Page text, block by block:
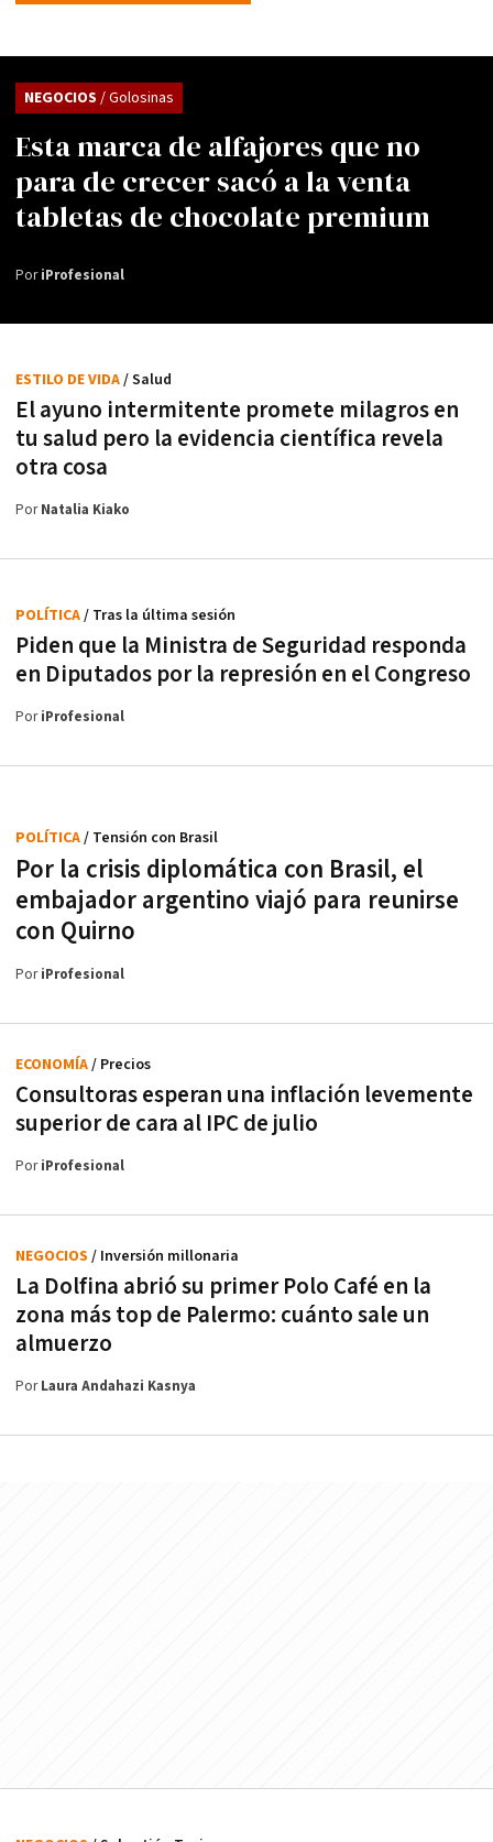
Esta marca de alfajores que no
para de crecer sacó a la venta
tabletas de chocolate premium
NEGOCIOS / Golosinas
PoriProfesional
El ayuno intermitente promete milagros en
tu salud pero la evidencia científica revela
otra cosa
ESTILO DE VIDA/ Salud
PorNatalia Kiako
Piden que la Ministra de Seguridad responda
en Diputados por la represión en el Congreso
POLÍTICA/ Tras la última sesión
PoriProfesional
Por la crisis diplomática con Brasil, el
embajador argentino viajó para reunirse
con Quirno
POLÍTICA/ Tensión con Brasil
PoriProfesional
Consultoras esperan una inflación levemente
superior de cara al IPC de julio
ECONOMÍA/ Precios
PoriProfesional
La Dolfina abrió su primer Polo Café en la
zona más top de Palermo: cuánto sale un
almuerzo
NEGOCIOS / Inversión millonaria
PorLaura Andahazi Kasnya